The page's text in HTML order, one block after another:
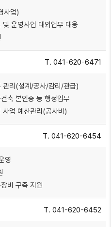
사업)
운영사업 대외업무 대응
T. 041-620-6471
관리(설계/공사/감리/관급)
축 본인증 등 행정업무
사업 예산관리(공사비)
T. 041-620-6454
영
비 구축 지원
T. 041-620-6452